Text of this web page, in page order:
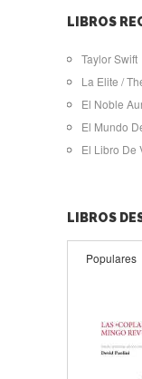
LIBROS
Taylor Swift
La Elite /
El Noble
El Mundo
El Libro De
LIBROS
Populares